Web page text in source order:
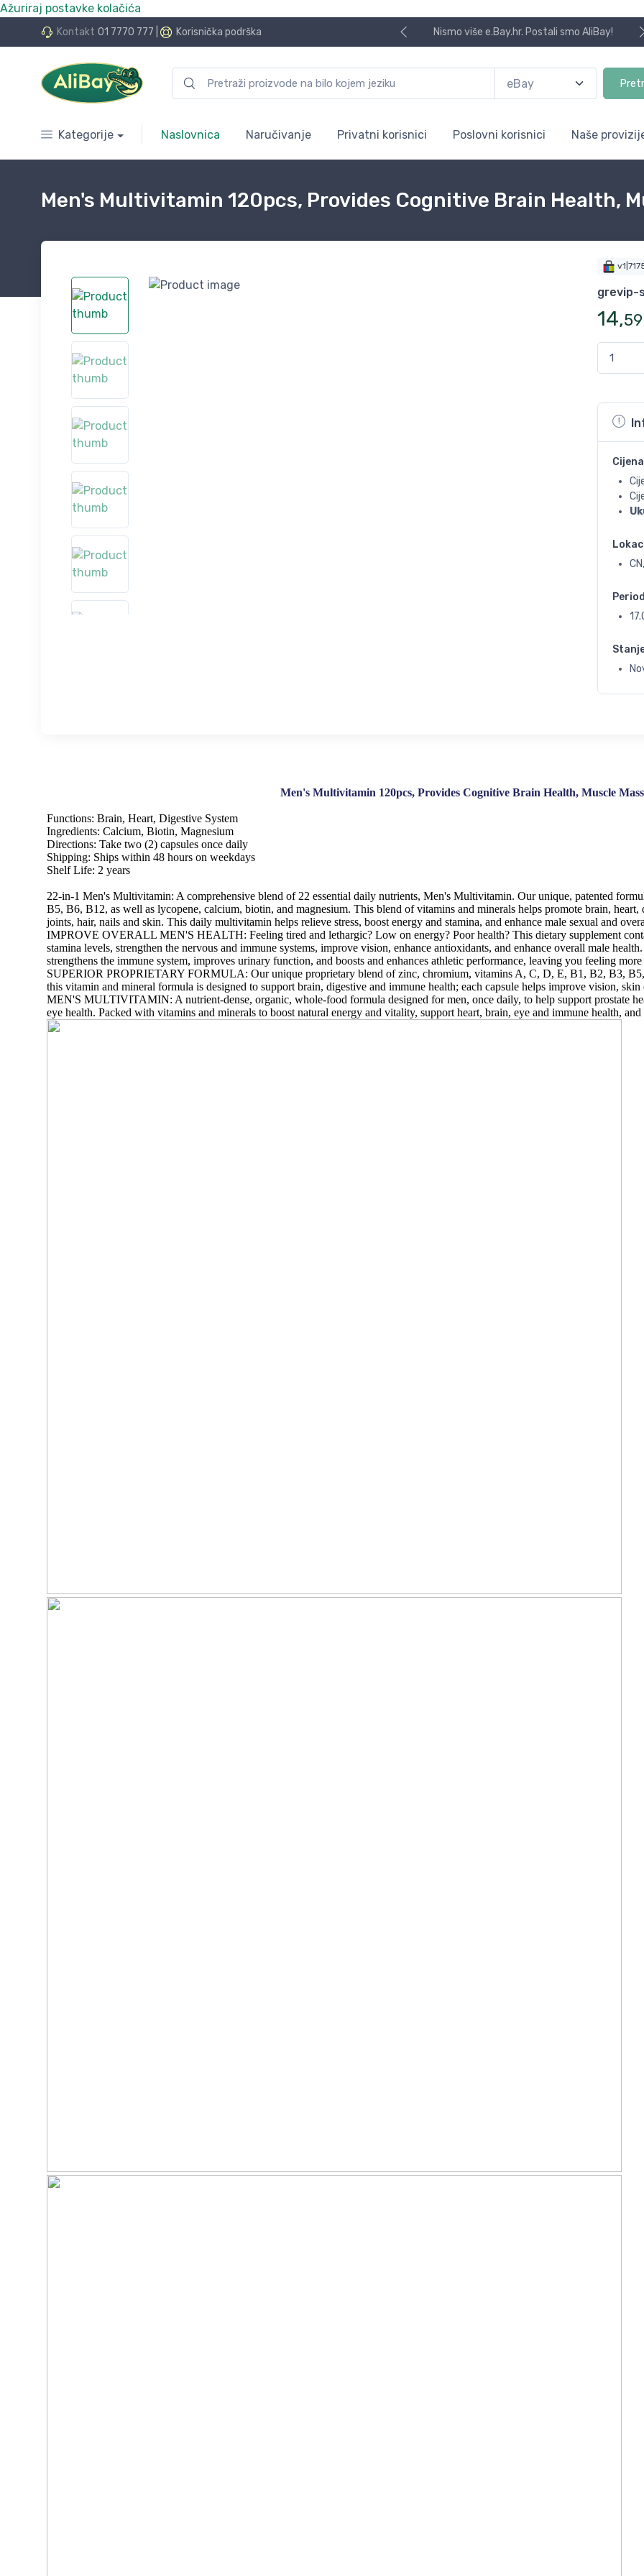
Ažuriraj postavke kolačića
Kontakt 01 7770 777 Korisnička podrška
24 rate bez kamata Nismo više e.Bay.hr. Postali smo AliBay!
Kategorije Naslovnica Naručivanje Privatni korisnici Poslovni korisnici Naše
Men's Multivitamin 120pcs, Provides Cognitive Brain Health,
grevip-
14,59
Cijena